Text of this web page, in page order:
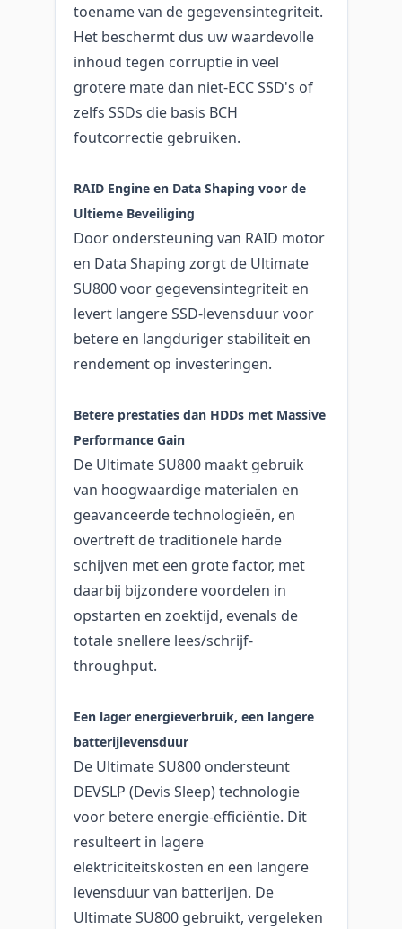
toename van de gegevensintegriteit.
Het beschermt dus uw waardevolle
inhoud tegen corruptie in veel
grotere mate dan niet-ECC SSD's of
zelfs SSDs die basis BCH
foutcorrectie gebruiken.
RAID Engine en Data Shaping voor de
Ultieme Beveiliging
Door ondersteuning van RAID motor
en Data Shaping zorgt de Ultimate
SU800 voor gegevensintegriteit en
levert langere SSD-levensduur voor
betere en langduriger stabiliteit en
rendement op investeringen.
Betere prestaties dan HDDs met Massive
Performance Gain
De Ultimate SU800 maakt gebruik
van hoogwaardige materialen en
geavanceerde technologieën, en
overtreft de traditionele harde
schijven met een grote factor, met
daarbij bijzondere voordelen in
opstarten en zoektijd, evenals de
totale snellere lees/schrijf-
throughput.
Een lager energieverbruik, een langere
batterijlevensduur
De Ultimate SU800 ondersteunt
DEVSLP (Devis Sleep) technologie
voor betere energie-efficiëntie. Dit
resulteert in lagere
elektriciteitskosten en een langere
levensduur van batterijen. De
Ultimate SU800 gebruikt, vergeleken